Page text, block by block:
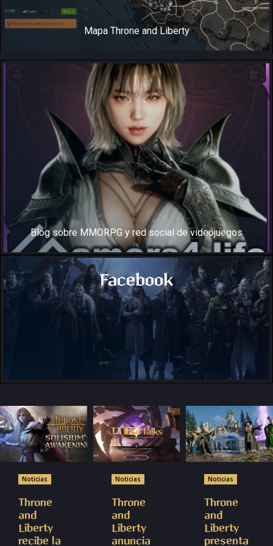
Mapa Throne and Liberty
Blog sobre MMORPG y red social de videojuegos
Gamers4.Life
Facebook
Noticias
Throne
and
Liberty
recibe la
Noticias
Throne
and
Liberty
anuncia
Noticias
Throne
and
Liberty
presenta